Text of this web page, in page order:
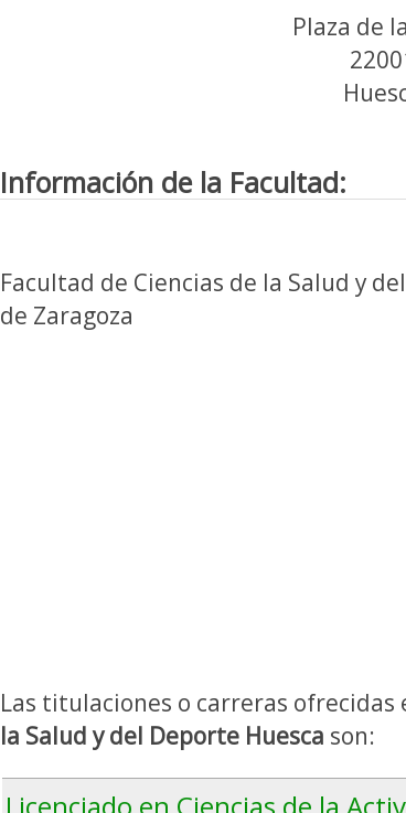
Plaza de
Información de la Facultad:
Facultad de Ciencias de la Salud y
de Zaragoza
Las titulaciones o carreras ofrecidas
la Salud y del Deporte Huesca son: